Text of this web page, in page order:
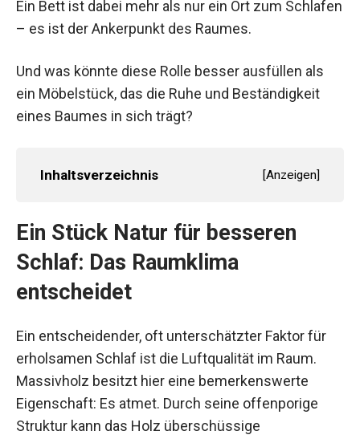
Ein Bett ist dabei mehr als nur ein Ort zum Schlafen
– es ist der Ankerpunkt des Raumes.
Und was könnte diese Rolle besser ausfüllen als
ein Möbelstück, das die Ruhe und Beständigkeit
eines Baumes in sich trägt?
Inhaltsverzeichnis [Anzeigen]
Ein Stück Natur für besseren
Schlaf: Das Raumklima
entscheidet
Ein entscheidender, oft unterschätzter Faktor für
erholsamen Schlaf ist die Luftqualität im Raum.
Massivholz besitzt hier eine bemerkenswerte
Eigenschaft: Es atmet. Durch seine offenporige
Struktur kann das Holz überschüssige